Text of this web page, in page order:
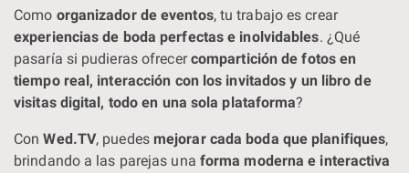
Como organizador de eventos, tu trabajo es crear
experiencias de boda perfectas e inolvidables. ¿Qué
pasaría si pudieras ofrecercompartición de fotos en
tiempo real, interacción con los invitados y un libro de
visitas digital, todo en una sola plataforma?
ConWed.TV, puedes mejorar cada boda que planifiques,
brindando a las parejas una forma moderna e interactiva